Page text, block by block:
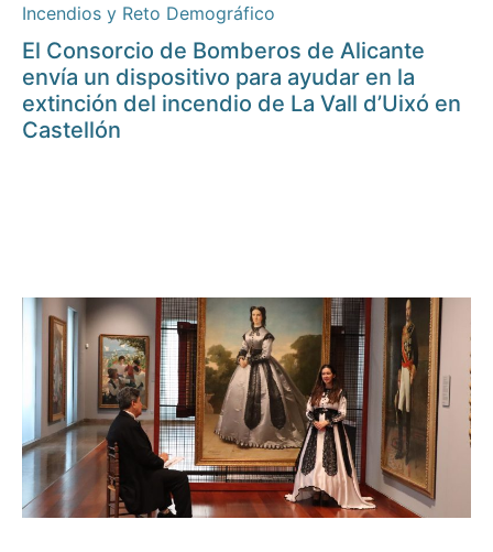
Incendios y Reto Demográfico
El Consorcio de Bomberos de Alicante
envía un dispositivo para ayudar en la
extinción del incendio de La Vall d’Uixó en
Castellón